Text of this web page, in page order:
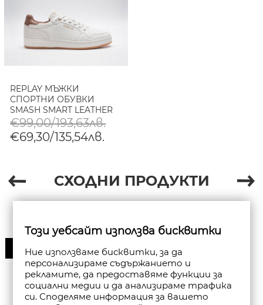
REPLAY МЪЖКИ
СПОРТНИ ОБУВКИ
SMASH SMART LEATHER
SNEAKERS В БЯЛО
КАФЯВО
€99,00/193,63лв.
€69,30/135,54лв.
СХОДНИ ПРОДУКТИ
30%
Този уебсайт използва бисквитки
Ние използваме бисквитки, за да
персонализираме съдържанието и
рекламите, да предоставяме функции за
социални медии и да анализираме трафика
си. Споделяме информация за вашето